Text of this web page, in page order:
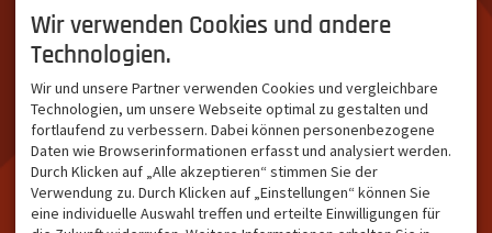
Teil des Oberallgäus. Es
verbindet die Tourismus-
Destinationen Oberstdorf,
Kleinwalsertal und beliebte
Urlaubsziele wie die
Hörnerdörfer, Alpsee-
Grünten, Oberstaufen oder
Wertach im Allgäu.
Oberstdorf.
Unser Ziel ist ein attraktives
Leistungsträger im
südlichen Oberallgäu eine
starke Plattform bietet.
NETZWERK & REICHWEITE
Wir verwenden Cookies und andere
Technologien.
Wir und unsere Partner verwenden Cookies und vergleichbare
Technologien, um unsere Webseite optimal zu gestalten und
fortlaufend zu verbessern. Dabei können personenbezogene
Daten wie Browserinformationen erfasst und analysiert werden.
Durch Klicken auf „Alle akzeptieren“ stimmen Sie der
Verwendung zu. Durch Klicken auf „Einstellungen“ können Sie
eine individuelle Auswahl treffen und erteilte Einwilligungen für